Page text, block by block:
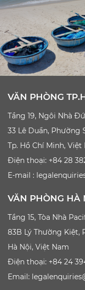
VĂN PHÒNG
Tầng 19, Ngôi Nhà
33 Lê Duẩn, Phường
Tp. Hồ Chí Minh, Việt
Điện thoại: +84 28
E-mail :
VĂN PHÒNG HÀ
Tầng 15, Tòa Nhà
83B Lý Thường Kiệt,
Hà Nội, Việt Nam
Điện thoại: +84 24
Email: